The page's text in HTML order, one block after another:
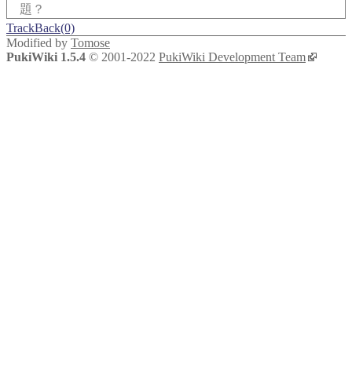
題？
TrackBack(0)
Modified by Tomose
PukiWiki 1.5.4 © 2001-2022 PukiWiki Development Team